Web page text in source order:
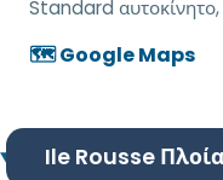
Standard
🗺️ Google Maps
Ile Rousse Πλοία